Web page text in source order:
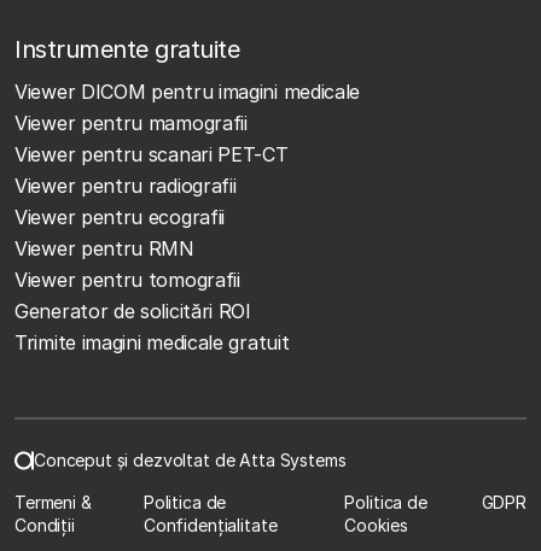
Instrumente gratuite
Viewer DICOM pentru imagini medicale
Viewer pentru mamografii
Viewer pentru scanari PET-CT
Viewer pentru radiografii
Viewer pentru ecografii
Viewer pentru RMN
Viewer pentru tomografii
Generator de solicitări ROI
Trimite imagini medicale gratuit
Conceput și dezvoltat de Atta Systems
Termeni &
Condiții
Politica de
Confidențialitate
Politica de
Cookies
GDPR